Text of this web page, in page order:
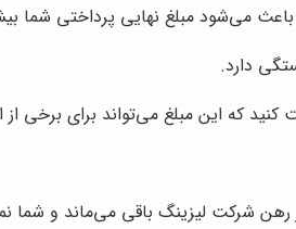
می‌شود مبلغ نهایی پرداختی شما
دارد.
که این مبلغ می‌تواند برای برخی از
رهن شرکت لیزینگ باقی می‌ماند و شما